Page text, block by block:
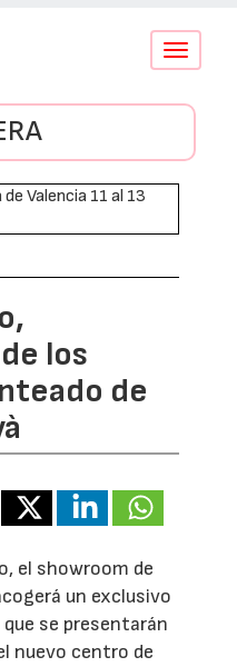
Conmutar
los
de
el showroom de
un exclusivo
se presentarán
nuevo centro de